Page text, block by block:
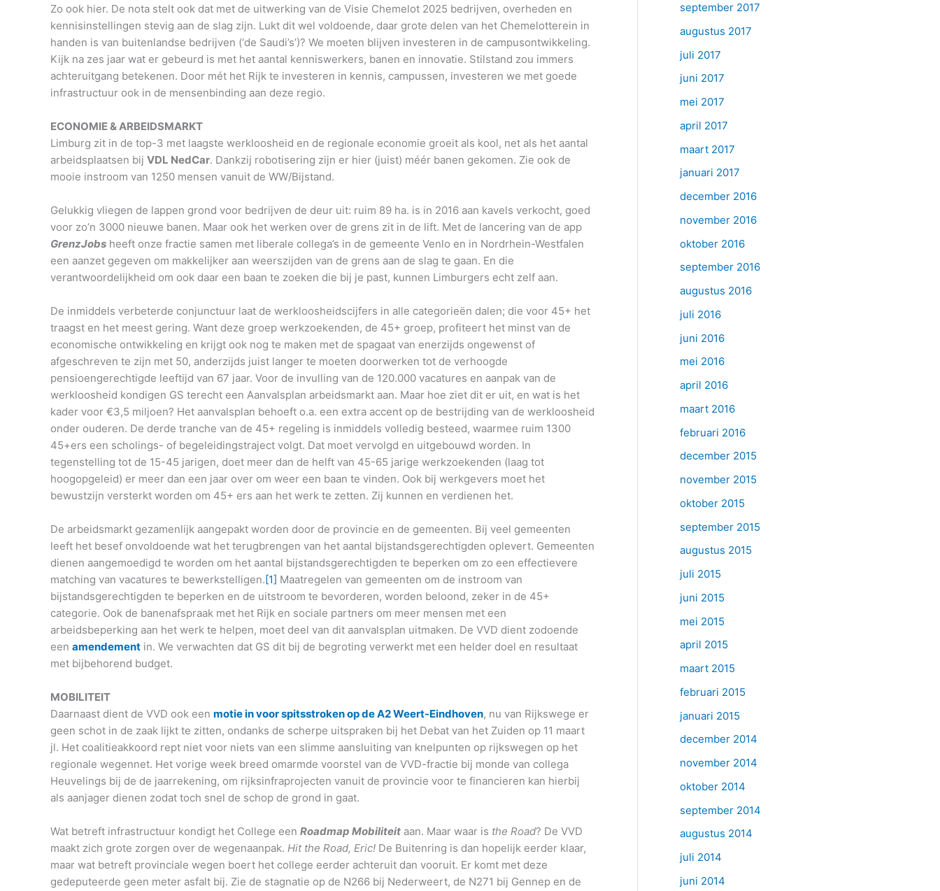
Zo ook hier. De nota stelt ook dat met de uitwerking van de Visie Chemelot 2025 bedrijven, overheden en
kennisinstellingen stevig aan de slag zijn. Lukt dit wel voldoende, daar grote delen van het Chemelotterein in
handen is van buitenlandse bedrijven (‘de Saudi’s’)? We moeten blijven investeren in de campusontwikkeling.
Kijk na zes jaar wat er gebeurd is met het aantal kenniswerkers, banen en innovatie. Stilstand zou immers
achteruitgang betekenen. Door mét het Rijk te investeren in kennis, campussen, investeren we met goede
infrastructuur ook in de mensenbinding aan deze regio.
ECONOMIE & ARBEIDSMARKT
Limburg zit in de top-3 met laagste werkloosheid en de regionale economie groeit als kool, net als het aantal
arbeidsplaatsen bij VDL NedCar. Dankzij robotisering zijn er hier (juist) méér banen gekomen. Zie ook de
mooie instroom van 1250 mensen vanuit de WW/Bijstand.
Gelukkig vliegen de lappen grond voor bedrijven de deur uit: ruim 89 ha. is in 2016 aan kavels verkocht, goed
voor zo’n 3000 nieuwe banen. Maar ook het werken over de grens zit in de lift. Met de lancering van de app
GrenzJobs heeft onze fractie samen met liberale collega’s in de gemeente Venlo en in Nordrhein-Westfalen
een aanzet gegeven om makkelijker aan weerszijden van de grens aan de slag te gaan. En die
verantwoordelijkheid om ook daar een baan te zoeken die bij je past, kunnen Limburgers echt zelf aan.
De inmiddels verbeterde conjunctuur laat de werkloosheidscijfers in alle categorieën dalen; die voor 45+ het
traagst en het meest gering. Want deze groep werkzoekenden, de 45+ groep, profiteert het minst van de
economische ontwikkeling en krijgt ook nog te maken met de spagaat van enerzijds ongewenst of
afgeschreven te zijn met 50, anderzijds juist langer te moeten doorwerken tot de verhoogde
pensioengerechtigde leeftijd van 67 jaar. Voor de invulling van de 120.000 vacatures en aanpak van de
werkloosheid kondigen GS terecht een Aanvalsplan arbeidsmarkt aan. Maar hoe ziet dit er uit, en wat is het
kader voor €3,5 miljoen? Het aanvalsplan behoeft o.a. een extra accent op de bestrijding van de werkloosheid
onder ouderen. De derde tranche van de 45+ regeling is inmiddels volledig besteed, waarmee ruim 1300
45+ers een scholings- of begeleidingstraject volgt. Dat moet vervolgd en uitgebouwd worden. In
tegenstelling tot de 15-45 jarigen, doet meer dan de helft van 45-65 jarige werkzoekenden (laag tot
hoogopgeleid) er meer dan een jaar over om weer een baan te vinden. Ook bij werkgevers moet het
bewustzijn versterkt worden om 45+ ers aan het werk te zetten. Zij kunnen en verdienen het.
De arbeidsmarkt gezamenlijk aangepakt worden door de provincie en de gemeenten. Bij veel gemeenten
leeft het besef onvoldoende wat het terugbrengen van het aantal bijstandsgerechtigden oplevert. Gemeenten
dienen aangemoedigd te worden om het aantal bijstandsgerechtigden te beperken om zo een effectievere
matching van vacatures te bewerkstelligen. [1] Maatregelen van gemeenten om de instroom van
bijstandsgerechtigden te beperken en de uitstroom te bevorderen, worden beloond, zeker in de 45+
categorie. Ook de banenafspraak met het Rijk en sociale partners om meer mensen met een
arbeidsbeperking aan het werk te helpen, moet deel van dit aanvalsplan uitmaken. De VVD dient zodoende
een amendement in. We verwachten dat GS dit bij de begroting verwerkt met een helder doel en resultaat
met bijbehorend budget.
MOBILITEIT
Daarnaast dient de VVD ook een motie in voor spitsstroken op de A2 Weert-Eindhoven, nu van Rijkswege er
geen schot in de zaak lijkt te zitten, ondanks de scherpe uitspraken bij het Debat van het Zuiden op 11 maart
jl. Het coalitieakkoord rept niet voor niets van een slimme aansluiting van knelpunten op rijkswegen op het
regionale wegennet. Het vorige week breed omarmde voorstel van de VVD-fractie bij monde van collega
Heuvelings bij de de jaarrekening, om rijksinfraprojecten vanuit de provincie voor te financieren kan hierbij
als aanjager dienen zodat toch snel de schop de grond in gaat.
Wat betreft infrastructuur kondigt het College een Roadmap Mobiliteit aan. Maar waar is the Road? De VVD
maakt zich grote zorgen over de wegenaanpak. Hit the Road, Eric! De Buitenring is dan hopelijk eerder klaar,
maar wat betreft provinciale wegen boert het college eerder achteruit dan vooruit. Er komt met deze
gedeputeerde geen meter asfalt bij. Zie de stagnatie op de N266 bij Nederweert, de N271 bij Gennep en de
september 2017
augustus 2017
juli 2017
juni 2017
mei 2017
april 2017
maart 2017
januari 2017
december 2016
november 2016
oktober 2016
september 2016
augustus 2016
juli 2016
juni 2016
mei 2016
april 2016
maart 2016
februari 2016
december 2015
november 2015
oktober 2015
september 2015
augustus 2015
juli 2015
juni 2015
mei 2015
april 2015
maart 2015
februari 2015
januari 2015
december 2014
november 2014
oktober 2014
september 2014
augustus 2014
juli 2014
juni 2014